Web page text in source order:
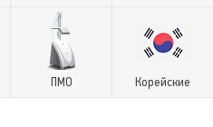
ПМО Корейские